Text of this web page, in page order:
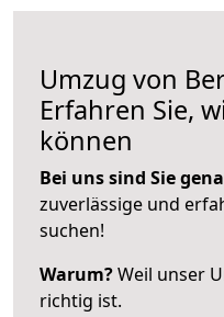
Umzug von
Erfahren Sie,
können
Bei uns sind Sie
zuverlässige und
suchen!
Warum?Weil unser
richtig ist.